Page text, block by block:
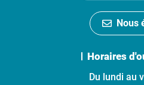
Nous
Horaires
Du lundi au